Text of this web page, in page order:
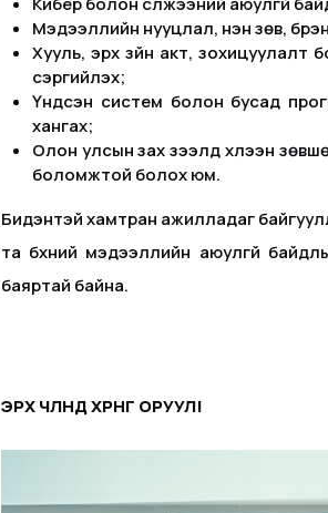
Мэдээллийн нууцлал, үнэн зөв,
Хууль, эрх зүйн акт, зохицуулалт
сэргийлэх;
Үндсэн систем болон бусад
хангах;
Олон улсын зах зээлд хүлээн
боломжтой болох юм.
Бидэнтэй хамтран ажилладаг
та бүхний мэдээллийн аюулгүй
баяртай байна.
ЭРХ ЧӨЛӨӨНДӨӨ ХӨРӨНГӨ ОРУУЛ!